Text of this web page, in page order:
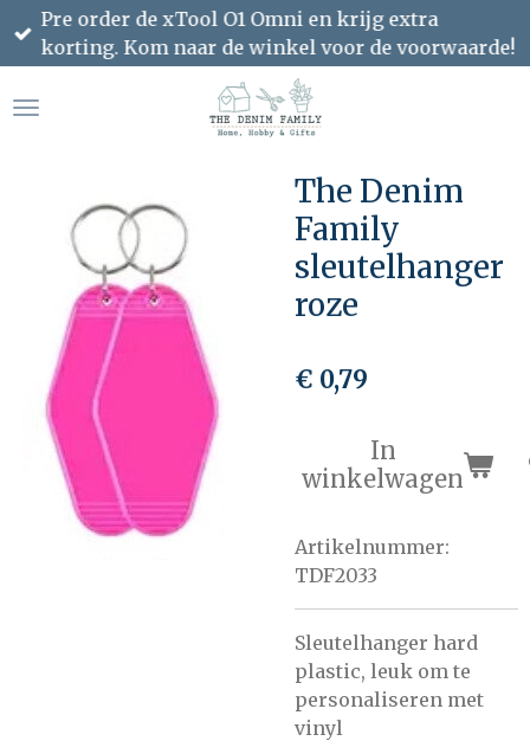
Ga
direct
de
Pre order de xTool O1 Omni en krijg extra
korting. Kom naar de winkel voor de voorwaarde!
The Denim
Family
sleutelhanger
roze
€ 0,79
In
winkelwagen
Artikelnummer:
TDF2033
Sleutelhanger hard
plastic, leuk om te
personaliseren met
vinyl